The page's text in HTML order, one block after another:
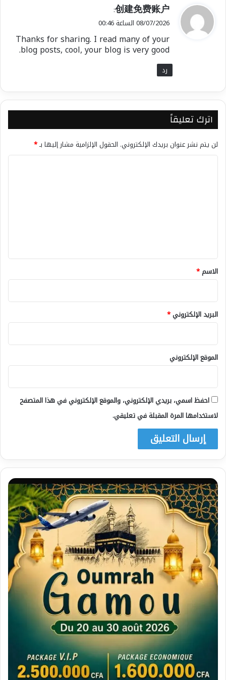
ي
ق
ل
创建免费账户
:
08/07/2026 الساعة 00:46
Thanks for sharing. I read many of your
blog posts, cool, your blog is very good.
رد
اترك تعليقاً
لن يتم نشر عنوان بريدك الإلكتروني. الحقول الإلزامية مشار إليها بـ*
*
الاسم*
البريد الإلكتروني*
الموقع الإلكتروني
احفظ اسمي، بريدي الإلكتروني، والموقع الإلكتروني في هذا المتصفح
لاستخدامها المرة المقبلة في تعليقي.